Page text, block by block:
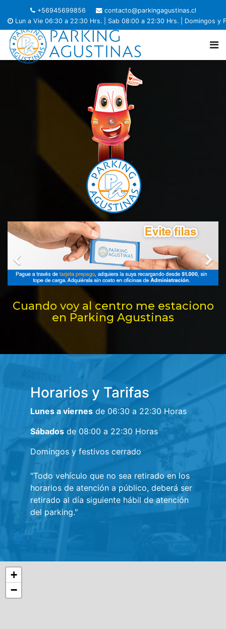
+56945699856
contacto@parkingagustinas.cl
Lun a Vie 06:30 a 22:30 Hrs. | Sab 08:00 a 22:30 Hrs. | Domingos y
Cuando voy al centro me estaciono
en Parking Agustinas
Horarios y Tarifas
Lunes a viernes de 06:30 a 22:30 Horas
Sábados de 08:00 a 22:30 Horas
Domingos y festivos cerrado
"Todo vehículo que no sea retirado en los
horarios de atención a público, deberá ser
retirado al día siguiente hábil de atención
del parking."
+
−